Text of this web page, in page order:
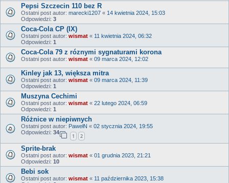
Pepsi Szczecin 110 bez R
Ostatni post autor: marecki1207 « 14 kwietnia 2024, 15:03
Odpowiedzi: 3
Coca-Cola CP (IX)
Ostatni post autor: wismat « 11 kwietnia 2024, 06:32
Odpowiedzi: 1
Coca-Cola 79 z róznymi sygnaturami korona
Ostatni post autor: wismat « 09 marca 2024, 12:02
Kinley jak 13, większa mitra
Ostatni post autor: wismat « 09 marca 2024, 11:39
Odpowiedzi: 1
Muszyna Cechimi
Ostatni post autor: wismat « 22 lutego 2024, 06:59
Odpowiedzi: 1
Różnice w niepiwnych
Ostatni post autor: PawełN « 02 stycznia 2024, 19:55
Odpowiedzi: 34
1 2
Sprite-brak
Ostatni post autor: wismat « 01 grudnia 2023, 21:21
Odpowiedzi: 10
Bebi sok
Ostatni post autor: wismat « 11 października 2023, 15:38